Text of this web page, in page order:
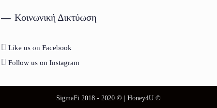
Κοινωνική Δικτύωση
Like us on Facebook
Follow us on Instagram
SigmaFi 2018 - 2020 © | Honey4U ©